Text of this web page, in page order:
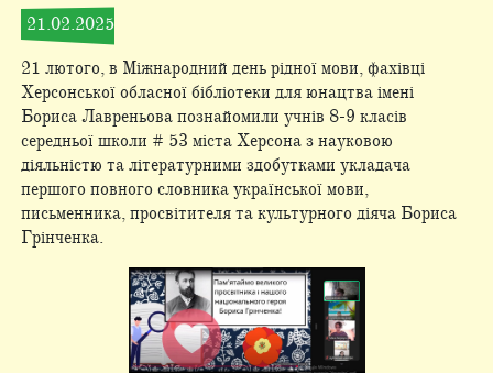
21.02.2025
21 лютого, в Міжнародний день рідної мови, фахівці
Херсонської обласної бібліотеки для юнацтва імені
Бориса Лавреньова познайомили учнів 8-9 класів
середньої школи # 53 міста Херсона з науковою
діяльністю та літературними здобутками укладача
першого повного словника української мови,
письменника, просвітителя та культурного діяча Бориса
Грінченка.